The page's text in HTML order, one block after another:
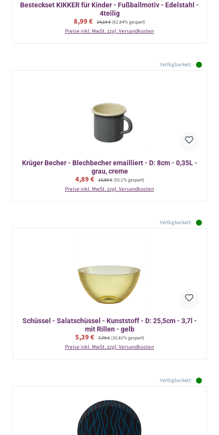
Besteckset KIKKER für Kinder - Fußballmotiv - Edelstahl -
4teilig
Verkaufspreis:
8,99 € Regulärer Preis:
24,19 €(62.84% gespart)
Preise inkl. MwSt. zzgl. Versandkosten
Verfügbarkeit:
Krüger Becher - Blechbecher emailliert - D: 8cm - 0,35L -
grau, creme
Verkaufspreis:
4,89 € Regulärer Preis:
10,89 €(55.1% gespart)
Preise inkl. MwSt. zzgl. Versandkosten
Verfügbarkeit:
Schüssel - Salatschüssel - Kunststoff - D: 25,5cm - 3,7l -
mit Rillen - gelb
Verkaufspreis:
5,39 € Regulärer Preis:
7,79 €(30.81% gespart)
Preise inkl. MwSt. zzgl. Versandkosten
Verfügbarkeit: